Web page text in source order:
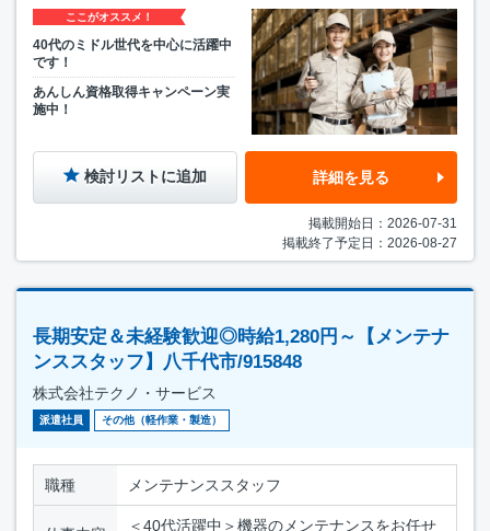
ここがオススメ！
40代のミドル世代を中心に活躍中
です！
あんしん資格取得キャンペーン実
施中！
検討リストに追加 詳細を見る
掲載開始日：2026-07-31
掲載終了予定日：2026-08-27
長期安定＆未経験歓迎◎時給1,280円～【メンテナ
ンススタッフ】八千代市/915848
株式会社テクノ・サービス
派遣社員 その他（軽作業・製造）
職種 メンテナンススタッフ
＜40代活躍中＞機器のメンテナンスをお任せ